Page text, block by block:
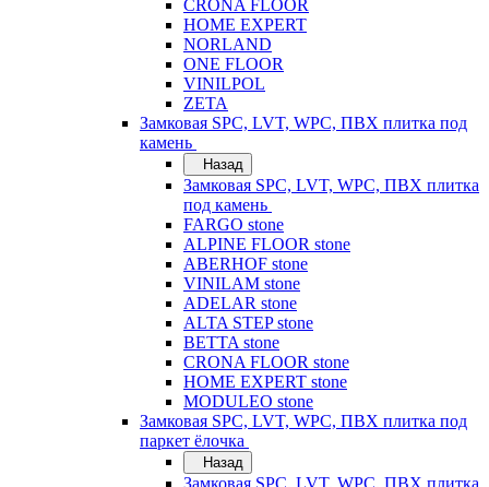
CRONA FLOOR
HOME EXPERT
NORLAND
ONE FLOOR
VINILPOL
ZETA
Замковая SPC, LVT, WPC, ПВХ плитка под
камень
Назад
Замковая SPC, LVT, WPC, ПВХ плитка
под камень
FARGO stone
ALPINE FLOOR stone
ABERHOF stone
VINILAM stone
ADELAR stone
ALTA STEP stone
BETTA stone
CRONA FLOOR stone
HOME EXPERT stone
MODULEO stone
Замковая SPC, LVT, WPC, ПВХ плитка под
паркет ёлочка
Назад
Замковая SPC, LVT, WPC, ПВХ плитка